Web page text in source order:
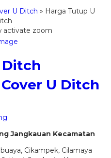
U Ditch » Harga Tutup U
activate zoom
Ditch
U Ditch
Jangkauan Kecamatan
Cikampek, Cilamaya